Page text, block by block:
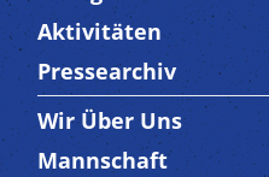
Aktivitäten
Pressearchiv
Trenner3
Wir Über Uns
Mannschaft